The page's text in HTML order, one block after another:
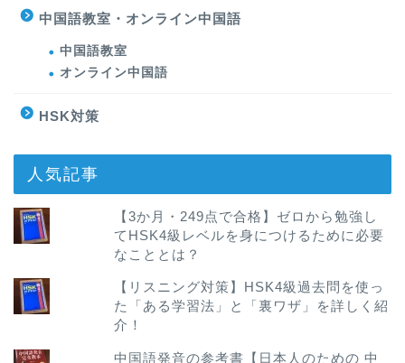
中国語教室・オンライン中国語
中国語教室
オンライン中国語
HSK対策
人気記事
【3か月・249点で合格】ゼロから勉強し
てHSK4級レベルを身につけるために必要
なこととは？
【リスニング対策】HSK4級過去問を使っ
た「ある学習法」と「裏ワザ」を詳しく紹
介！
中国語発音の参考書【日本人のための 中